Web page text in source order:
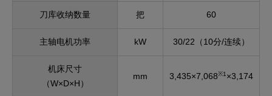
刀库收纳数量 把 60
主轴电机功率 kW 30/22（10分/连续）
机床尺寸
（W×D×H）
mm 3,435×7,068※1 ×3,174